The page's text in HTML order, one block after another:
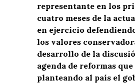
representante en los
cuatro meses de la
en ejercicio
los valores
desarrollo de la
agenda de reformas que
planteando al país el